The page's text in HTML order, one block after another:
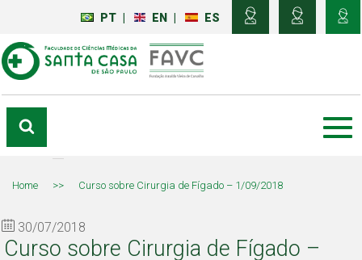
PT EN ES
Home >> Curso sobre Cirurgia de Fígado – 1/09/2018
30/07/2018
Curso sobre Cirurgia de Fígado –